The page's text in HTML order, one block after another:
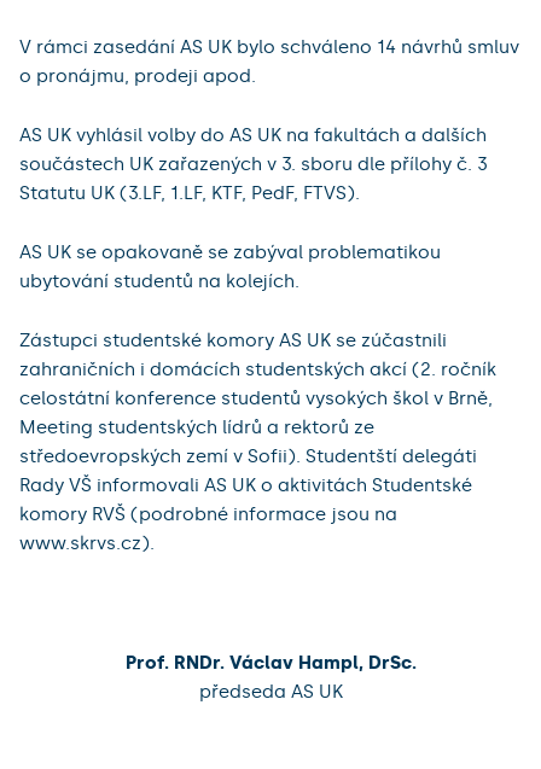
V rámci zasedání AS UK bylo schváleno 14 návrhů smluv
o pronájmu, prodeji apod.
AS UK vyhlásil volby do AS UK na fakultách a dalších
součástech UK zařazených v 3. sboru dle přílohy č. 3
Statutu UK (3.LF, 1.LF, KTF, PedF, FTVS).
AS UK se opakovaně se zabýval problematikou
ubytování studentů na kolejích.
Zástupci studentské komory AS UK se zúčastnili
zahraničních i domácích studentských akcí (2. ročník
celostátní konference studentů vysokých škol v Brně,
Meeting studentských lídrů a rektorů ze
středoevropských zemí v Sofii). Studentští delegáti
Rady VŠ informovali AS UK o aktivitách Studentské
komory RVŠ (podrobné informace jsou na
www.skrvs.cz).
Prof. RNDr. Václav Hampl, DrSc.
předseda AS UK